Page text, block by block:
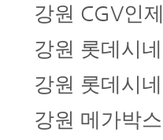
강원 CGV인
강원 롯데시
강원 롯데시
강원 메가박